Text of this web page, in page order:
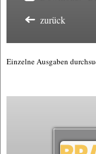
zurück
Einzelne Ausgaben